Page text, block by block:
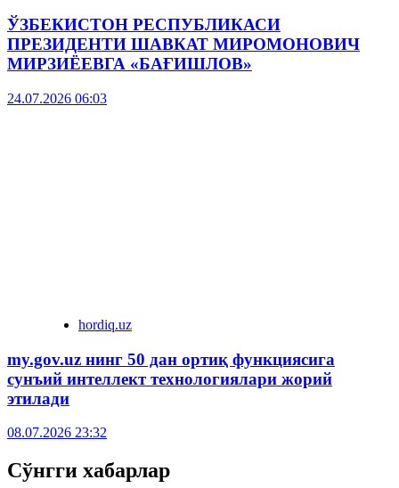
ЎЗБЕКИСТОН РЕСПУБЛИКАСИ
ПРЕЗИДЕНТИ ШАВКАТ МИРОМОНОВИЧ
МИРЗИЁЕВГА «БАҒИШЛОВ»
24.07.2026 06:03
hordiq.uz
my.gov.uz нинг 50 дан ортиқ функциясига
сунъий интеллект технологиялари жорий
этилади
08.07.2026 23:32
Сўнгги хабарлар